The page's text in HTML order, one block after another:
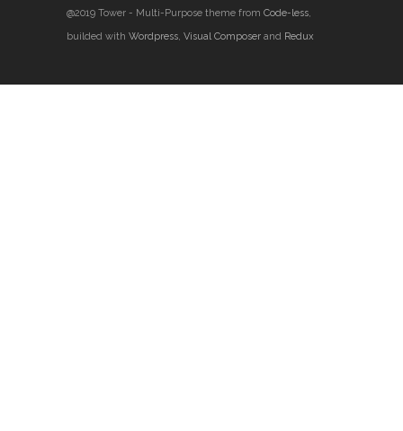
@2019 Tower - Multi-Purpose theme from Code-less
builded with Wordpress Visual Composer and Redux